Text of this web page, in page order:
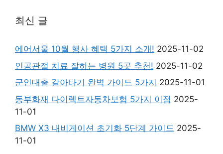
최신 글
에어서울 10월 행사 혜택 5가지 소개! 2025-11-02
인공관절 치료 잘하는 병원 5곳 추천! 2025-11-02
군인대출 갈아타기 완벽 가이드 5가지 2025-11-01
동부화재 다이렉트자동차보험 5가지 이점 2025-
11-01
BMW X3 내비게이션 초기화 5단계 가이드 2025-
11-01